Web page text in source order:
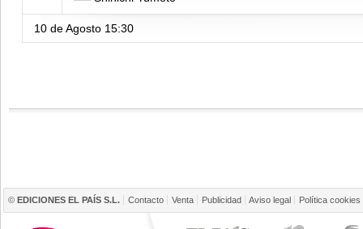
10 de Agosto 15:30
© EDICIONES EL PAÍS S.L. Contacto Venta Publicidad Aviso legal Política cookies